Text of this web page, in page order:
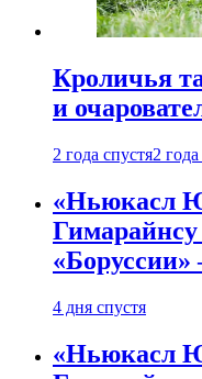
Кроличья
и
2 года спустя2
«Ньюкасл
4 дня спустя
«Ньюкасл